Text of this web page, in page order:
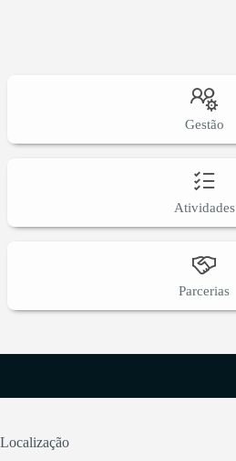
Gestão
Atividades
Parcerias
Localização